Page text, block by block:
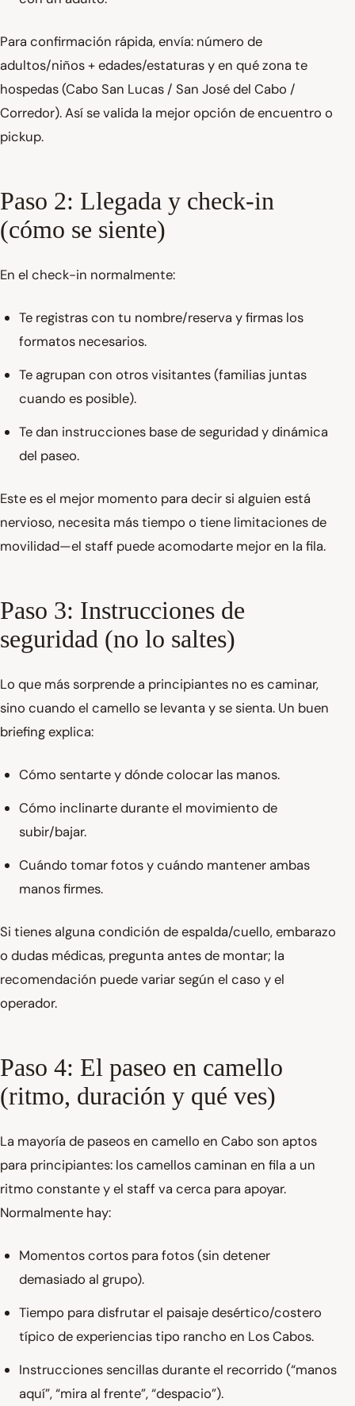
Para confirmación rápida, envía: número de
adultos/niños + edades/estaturas y en qué zona te
hospedas (Cabo San Lucas / San José del Cabo /
Corredor). Así se valida la mejor opción de encuentro o
pickup.
Paso 2: Llegada y check-in
(cómo se siente)
En el check-in normalmente:
Te registras con tu nombre/reserva y firmas los
formatos necesarios.
Te agrupan con otros visitantes (familias juntas
cuando es posible).
Te dan instrucciones base de seguridad y dinámica
del paseo.
Este es el mejor momento para decir si alguien está
nervioso, necesita más tiempo o tiene limitaciones de
movilidad—el staff puede acomodarte mejor en la fila.
Paso 3: Instrucciones de
seguridad (no lo saltes)
Lo que más sorprende a principiantes no es caminar,
sino cuando el camello se levanta y se sienta. Un buen
briefing explica:
Cómo sentarte y dónde colocar las manos.
Cómo inclinarte durante el movimiento de
subir/bajar.
Cuándo tomar fotos y cuándo mantener ambas
manos firmes.
Si tienes alguna condición de espalda/cuello, embarazo
o dudas médicas, pregunta antes de montar; la
recomendación puede variar según el caso y el
operador.
Paso 4: El paseo en camello
(ritmo, duración y qué ves)
La mayoría de paseos en camello en Cabo son aptos
para principiantes: los camellos caminan en fila a un
ritmo constante y el staff va cerca para apoyar.
Normalmente hay:
Momentos cortos para fotos (sin detener
demasiado al grupo).
Tiempo para disfrutar el paisaje desértico/costero
típico de experiencias tipo rancho en Los Cabos.
Instrucciones sencillas durante el recorrido (“manos
aquí”, “mira al frente”, “despacio”).